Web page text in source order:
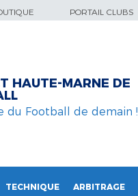
PORTAIL CLUBS
HAUTE-MARNE DE
du Football de demain !
TECHNIQUE ARBITRAGE